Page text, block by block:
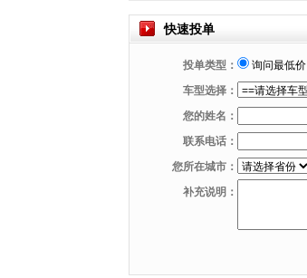
快速投单
投单类型： 询问最低价
车型选择：
您的姓名：
联系电话：
您所在城市：
补充说明：